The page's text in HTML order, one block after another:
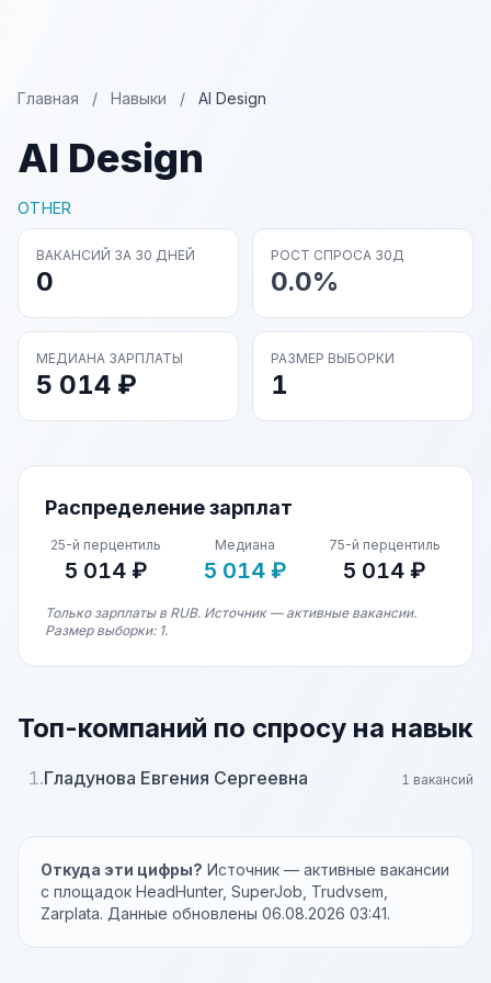
Главная / Навыки / AI Design
AI Design
OTHER
ВАКАНСИЙ ЗА 30 ДНЕЙ
0
РОСТ СПРОСА 30Д
0.0%
МЕДИАНА ЗАРПЛАТЫ
5 014 ₽
РАЗМЕР ВЫБОРКИ
1
Распределение зарплат
25-й перцентиль
5 014 ₽
Медиана
5 014 ₽
75-й перцентиль
5 014 ₽
Только зарплаты в RUB. Источник — активные вакансии.
Размер выборки: 1.
Топ-компаний по спросу на навык
1.Гладунова Евгения Сергеевна 1 вакансий
Откуда эти цифры? Источник — активные вакансии
с площадок HeadHunter, SuperJob, Trudvsem,
Zarplata. Данные обновлены 06.08.2026 03:41.